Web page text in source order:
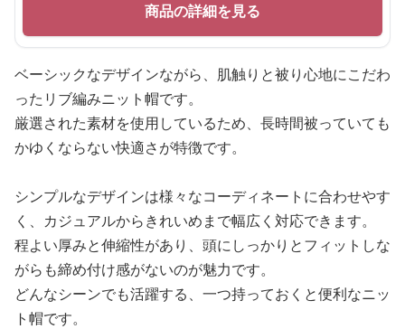
商品の詳細を見る
ベーシックなデザインながら、肌触りと被り心地にこだわ
ったリブ編みニット帽です。
厳選された素材を使用しているため、長時間被っていても
かゆくならない快適さが特徴です。
シンプルなデザインは様々なコーディネートに合わせやす
く、カジュアルからきれいめまで幅広く対応できます。
程よい厚みと伸縮性があり、頭にしっかりとフィットしな
がらも締め付け感がないのが魅力です。
どんなシーンでも活躍する、一つ持っておくと便利なニッ
ト帽です。